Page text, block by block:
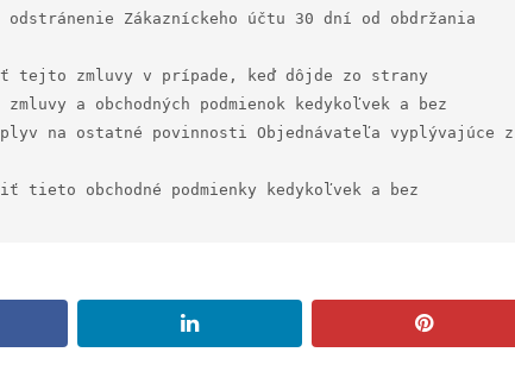
Zákazníckeho účtu 30 dní od obdržania
tejto zmluvy v prípade, keď dôjde zo strany
a obchodných podmienok kedykoľvek a bez
na ostatné povinnosti Objednávateľa vyplývajúce z
tieto obchodné podmienky kedykoľvek a bez
linkedin pinterest